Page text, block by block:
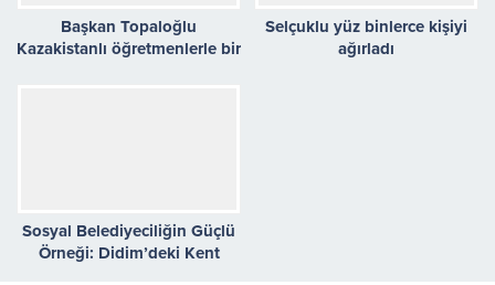
Başkan Topaloğlu
Kazakistanlı öğretmenlerle bir
Selçuklu yüz binlerce kişiyi
ağırladı
Sosyal Belediyeciliğin Güçlü
Örneği: Didim’deki Kent